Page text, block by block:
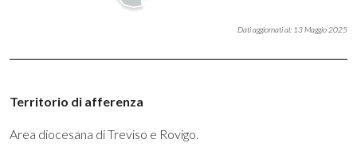
Dati aggiornati al: 13 Maggio 2025
Territorio di afferenza
Area diocesana di Treviso e Rovigo.